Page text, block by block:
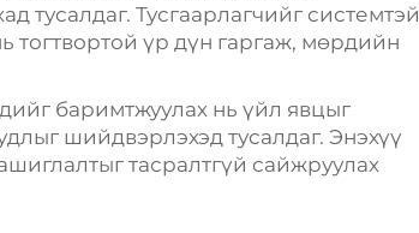
тусалдаг. Тусгаарлагчийг системтэй
тогтвортой үр дүн гаргаж, мөрдийн
баримтжуулах нь үйл явцыг
шийдвэрлэхэд тусалдаг. Энэхүү
тасралтгүй сайжруулах